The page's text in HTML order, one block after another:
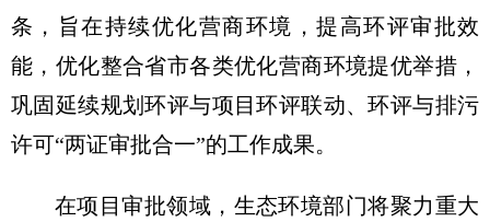
条，旨在持续优化营商环境，提高环评审批效
能，优化整合省市各类优化营商环境提优举措，
巩固延续规划环评与项目环评联动、环评与排污
许可“两证审批合一”的工作成果。
在项目审批领域，生态环境部门将聚力重大